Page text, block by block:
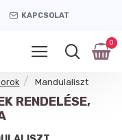
KAPCSOLAT
0
Mandulaliszt
RENDELÉSE,